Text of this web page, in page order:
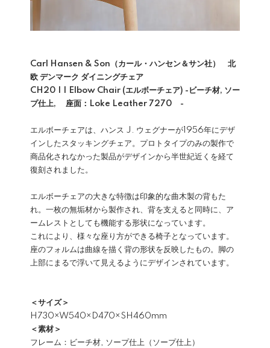
Carl Hansen & Son（カール・ハンセン＆サン社） 北
欧 デンマーク ダイニングチェア
CH20 | | Elbow Chair (エルボーチェア) -ビーチ材, ソー
プ仕上, 座面：Loke Leather 7270 -
エルボーチェアは、ハンス J. ウェグナーが1956年にデザ
インしたスタッキングチェア。プロトタイプのみの製作で
商品化されなかった製品がデザインから半世紀近くを経て
復刻されました。
エルボーチェアの大きな特徴は印象的な曲木製の背もた
れ。一枚の無垢材から製作され、背を支えると同時に、ア
ームレストとしても機能する形状になっています。
これにより、様々な座り方ができる椅子となっています。
座のフォルムは曲線を描く背の形状を反映したもの。脚の
上部にまるで浮いて見えるようにデザインされています。
＜サイズ＞
H730×W540×D470×SH460mm
＜素材＞
フレーム：ビーチ材, ソープ仕上（ソープ仕上）